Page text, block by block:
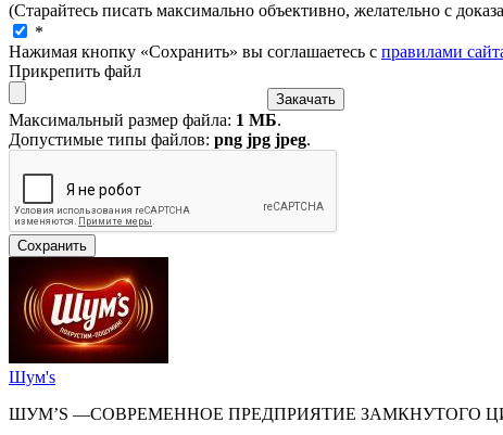
(Старайтесь писать максимально объективно, желательно с
*
Нажимая кнопку «Сохранить» вы соглашаетесь с правилами
Прикрепить файл
Максимальный размер файла: 1 МБ.
Допустимые типы файлов: png jpg jpeg.
Шум's
ШУМ’S —СОВРЕМЕННОЕ ПРЕДПРИЯТИЕ ЗАМКНУТОГО